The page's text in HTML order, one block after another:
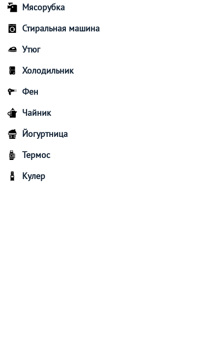
Мясорубка
Стиральная машина
Утюг
Холодильник
Фен
Чайник
Йогуртница
Термос
Кулер